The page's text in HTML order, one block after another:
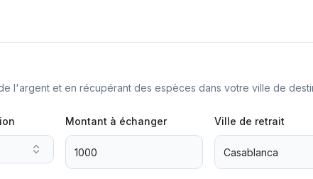
l'argent et en récupérant des espèces dans votre ville de
Montant à échanger Ville de retrait